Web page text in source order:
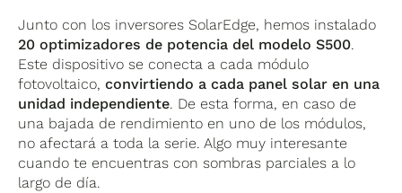
Junto con los inversores SolarEdge, hemos instalado
20 optimizadores de potencia del modelo S500.
Este dispositivo se conecta a cada módulo
fotovoltaico,convirtiendo a cada panel solar en una
unidad independiente. De esta forma, en caso de
una bajada de rendimiento en uno de los módulos,
no afectará a toda la serie. Algo muy interesante
cuando te encuentras con sombras parciales a lo
largo de día.